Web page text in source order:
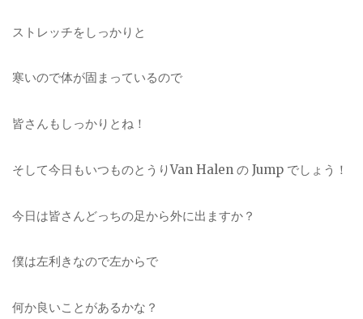
ストレッチをしっかりと
寒いので体が固まっているので
皆さんもしっかりとね！
そして今日もいつものとうりVan Halen の Jump でしょう！
今日は皆さんどっちの足から外に出ますか？
僕は左利きなので左からで
何か良いことがあるかな？